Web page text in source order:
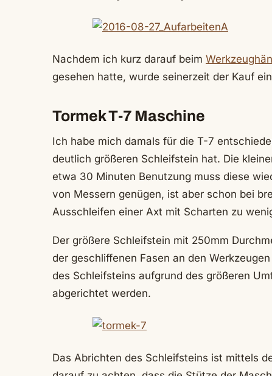
Nachdem ich kurz darauf beim
gesehen hatte, wurde seinerzeit der Kauf
Tormek T-7 Maschine
Ich habe mich damals für die T-7
deutlich größeren Schleifstein hat. Die
etwa 30 Minuten Benutzung muss diese
von Messern genügen, ist aber schon bei
Ausschleifen einer Axt mit Scharten zu
Der größere Schleifstein mit 250mm
der geschliffenen Fasen an den
des Schleifsteins aufgrund des größeren
abgerichtet werden.
Das Abrichten des Schleifsteins ist mittels